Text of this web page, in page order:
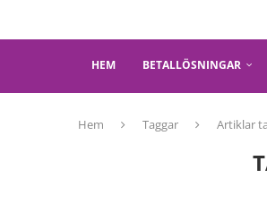
HEM BETALLÖSNINGAR
Hem Taggar Artiklar